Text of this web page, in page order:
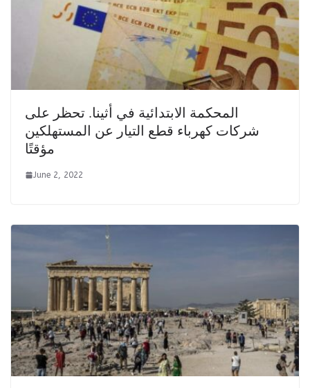
المحكمة الابتدائية في أثينا. تحظر على
شركات كهرباء قطع التيار عن المستهلكين
مؤقتًا
June 2, 2022